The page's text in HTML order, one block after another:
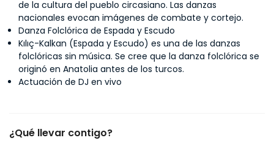
de la cultura del pueblo circasiano. Las danzas
nacionales evocan imágenes de combate y cortejo.
Danza Folclórica de Espada y Escudo
Kılıç-Kalkan (Espada y Escudo) es una de las danzas
folclóricas sin música. Se cree que la danza folclórica se
originó en Anatolia antes de los turcos.
Actuación de DJ en vivo
¿Qué llevar contigo?